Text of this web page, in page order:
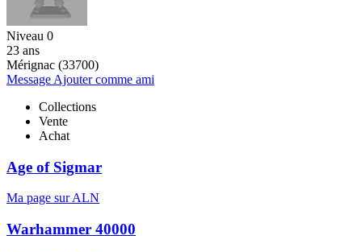
Niveau 0
23 ans
Mérignac (33700)
Message Ajouter comme ami
Collections
Vente
Achat
Age of Sigmar
Ma page sur ALN
Warhammer 40000